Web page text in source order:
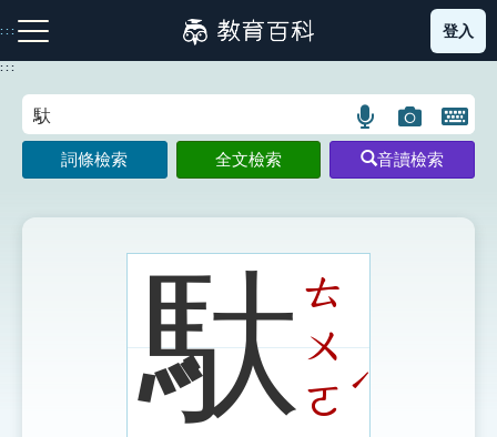
到
主
:::
注音索引圖示 筆畫索引圖示 部首索引表圖示
登入
:::
語
言
搜
示
圖
片
搜
開
鍵
圖
詞條檢索 全文檢索 音讀檢索
馱ㄊ
ㄨ
ㄛ
ˊ